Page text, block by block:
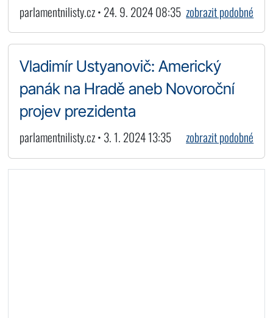
parlamentnilisty.cz • 24. 9. 2024 08:35 zobrazit podobné
Vladimír Ustyanovič: Americký
panák na Hradě aneb Novoroční
projev prezidenta
parlamentnilisty.cz • 3. 1. 2024 13:35 zobrazit podobné